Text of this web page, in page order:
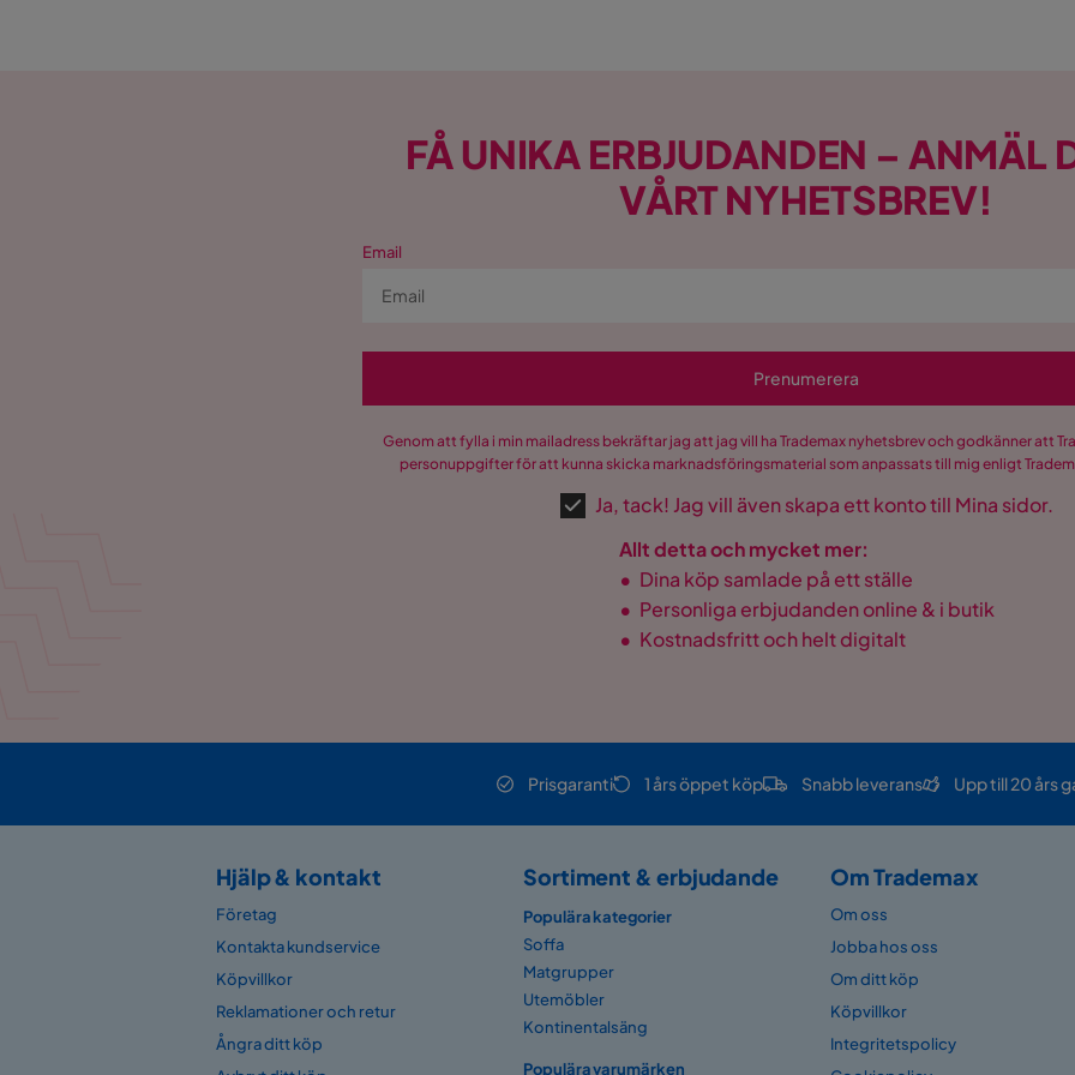
FÅ UNIKA ERBJUDANDEN – ANMÄL
VÅRT NYHETSBREV!
Email
Prenumerera
Genom att fylla i min mailadress bekräftar jag att jag vill ha Trademax nyhetsbrev och godkänner att
personuppgifter för att kunna skicka marknadsföringsmaterial som anpassats till mig enligt
Ja, tack! Jag vill även skapa ett konto till Mina sidor.
Allt detta och mycket mer:
• Dina köp samlade på ett ställe
• Personliga erbjudanden online & i butik
• Kostnadsfritt och helt digitalt
Prisgaranti 1 års öppet köp Snabb leverans Upp till 20 års
Hjälp & kontakt
Företag
Kontakta kundservice
Köpvillkor
Reklamationer och retur
Ångra ditt köp
Sortiment & erbjudande
Populära kategorier
Soffa
Matgrupper
Utemöbler
Kontinentalsäng
Populära varumärken
Om Trademax
Om oss
Jobba hos oss
Om ditt köp
Köpvillkor
Integritetspolicy